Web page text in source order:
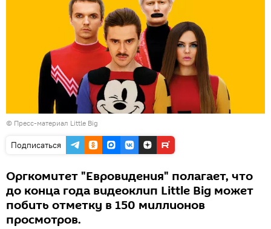
© Пресс-материал Little Big
Подписаться
Оргкомитет "Евровидения" полагает, что
до конца года видеоклип Little Big может
побить отметку в 150 миллионов
просмотров.